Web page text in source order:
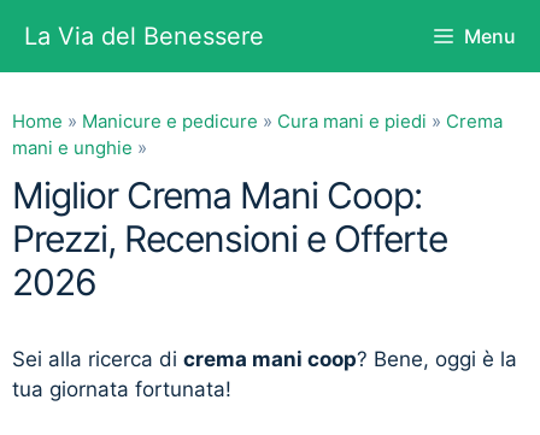
contenuto
La Via del Benessere Menu
Home » Manicure e pedicure » Cura mani e piedi » Crema
mani e unghie »
Miglior Crema Mani Coop:
Prezzi, Recensioni e Offerte
2026
Sei alla ricerca di crema mani coop? Bene, oggi è la
tua giornata fortunata!